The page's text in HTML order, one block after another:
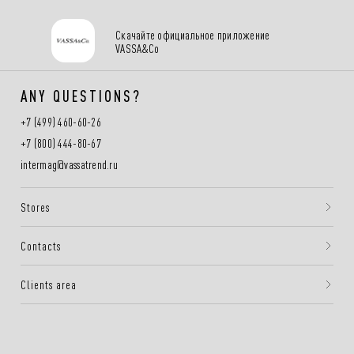
Скачайте официальное приложение
VASSA&Co
ANY QUESTIONS?
+7 (499) 460-60-26
+7 (800) 444-80-67
intermag@vassatrend.ru
Stores
Contacts
Clients area